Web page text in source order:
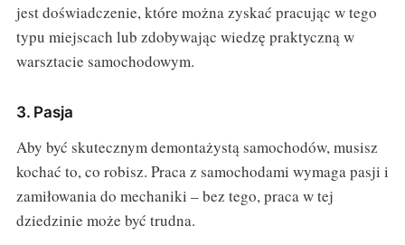
jest doświadczenie, które można zyskać pracując w tego
typu miejscach lub zdobywając wiedzę praktyczną w
warsztacie samochodowym.
3. Pasja
Aby być skutecznym demontażystą samochodów, musisz
kochać to, co robisz. Praca z samochodami wymaga pasji i
zamiłowania do mechaniki – bez tego, praca w tej
dziedzinie może być trudna.